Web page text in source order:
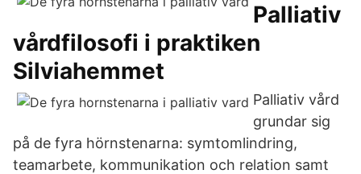
Palliativ
vårdfilosofi i praktiken
Silviahemmet
Palliativ vård
grundar sig
på de fyra hörnstenarna: symtomlindring,
teamarbete, kommunikation och relation samt